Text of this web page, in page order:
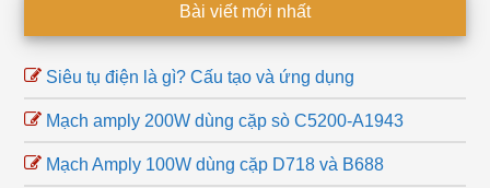
Bài viết mới nhất
Siêu tụ điện là gì? Cấu tạo và ứng dụng
Mạch amply 200W dùng cặp sò C5200-A1943
Mạch Amply 100W dùng cặp D718 và B688